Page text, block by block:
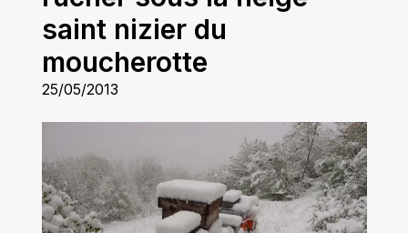
saint nizier du
moucherotte
25/05/2013